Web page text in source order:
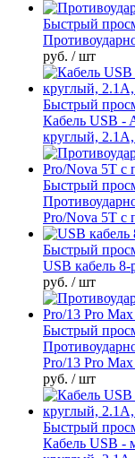
Быстрый
руб. / шт
Быстрый
Кабель USB -
круглый,
Быстрый
Pro/Nova 5T с
Быстрый
USB кабель
руб. / шт
Быстрый
Pro/13 Pro
руб. / шт
Быстрый
Кабель USB -